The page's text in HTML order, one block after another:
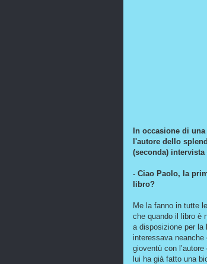
In occasione di
l'autore dello
(seconda)
- Ciao Paolo, la
libro?
Me la fanno in tutte
che quando il libro è
a disposizione per la
interessava
gioventù con
lui ha già fatto una